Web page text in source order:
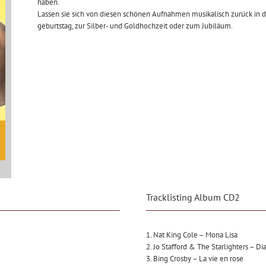
haben.
Lassen sie sich von diesen schönen Aufnahmen musikalisch zurück in
geburtstag, zur Silber- und Goldhochzeit oder zum Jubiläum.
Tracklisting Album CD2
1. Nat King Cole – Mona Lisa
2. Jo Stafford & The Starlighters –
3. Bing Crosby – La vie en rose